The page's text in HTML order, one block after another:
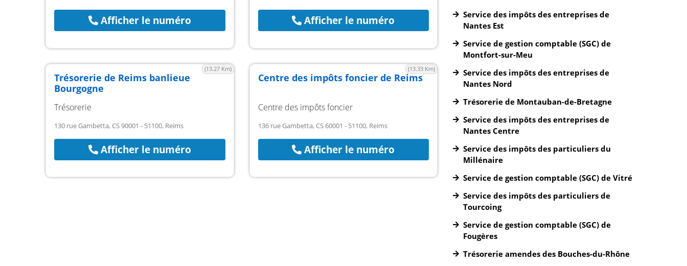
Afficher le numéro Afficher le numéro
(13.27 Km)
Trésorerie de Reims banlieue
Bourgogne
Trésorerie
130 rue Gambetta, CS 90001 - 51100, Reims
Afficher le numéro
(13.33 Km)
Centre des impôts foncier de Reims
Centre des impôts foncier
136 rue Gambetta, CS 60001 - 51100, Reims
Afficher le numéro
Service des impôts des entreprises de
Nantes Est
Service de gestion comptable (SGC) de
Montfort-sur-Meu
Service des impôts des entreprises de
Nantes Nord
Trésorerie de Montauban-de-Bretagne
Service des impôts des entreprises de
Nantes Centre
Service des impôts des particuliers du
Millénaire
Service de gestion comptable (SGC) de Vitré
Service des impôts des particuliers de
Tourcoing
Service de gestion comptable (SGC) de
Fougères
Trésorerie amendes des Bouches-du-Rhône